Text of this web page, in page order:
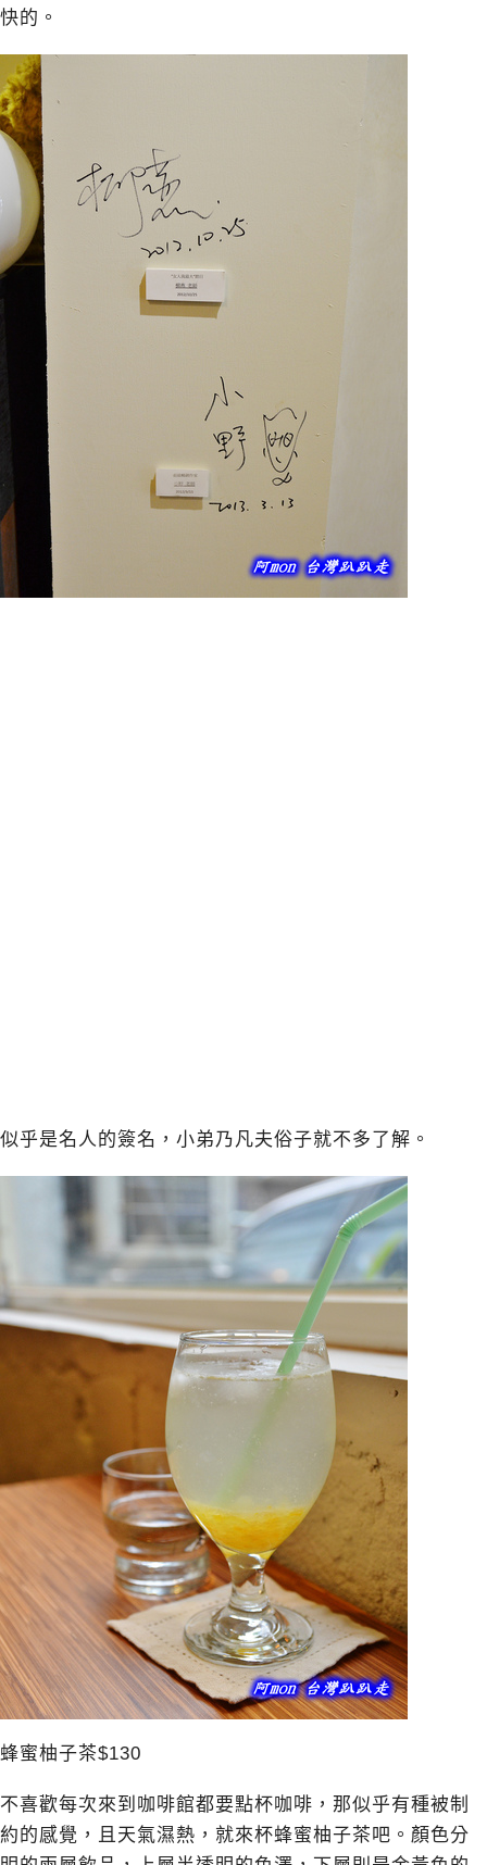
快的。
似乎是名人的簽名，小弟乃凡夫俗子就不多了解。
蜂蜜柚子茶$130
不喜歡每次來到咖啡館都要點杯咖啡，那似乎有種被制
約的感覺，且天氣濕熱，就來杯蜂蜜柚子茶吧。顏色分